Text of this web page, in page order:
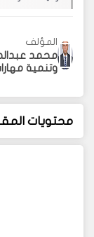
المؤلف
محمد
وتنمية
محتويات